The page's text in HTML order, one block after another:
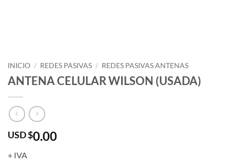
INICIO / REDES PASIVAS / REDES PASIVAS ANTENAS
ANTENA CELULAR WILSON (USADA)
USD $0.00
+ IVA